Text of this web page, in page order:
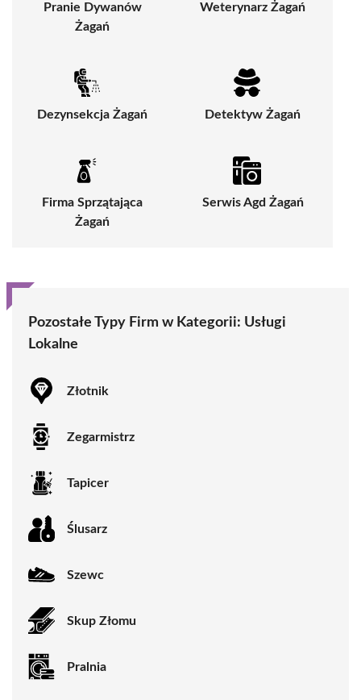
Pranie Dywanów
Żagań
Weterynarz Żagań
Dezynsekcja Żagań Detektyw Żagań
Firma Sprzątająca
Żagań
Serwis Agd Żagań
Pozostałe Typy Firm w Kategorii: Usługi
Lokalne
Złotnik
Zegarmistrz
Tapicer
Ślusarz
Szewc
Skup Złomu
Pralnia